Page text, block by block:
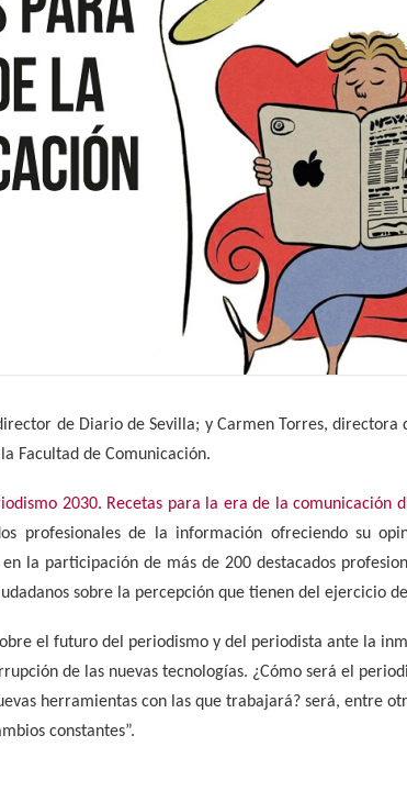
de Diario de Sevilla; y Carmen Torres, directora
Facultad de Comunicación.
2030. Recetas para la era de la comunicación
profesionales de la información ofreciendo su
la participación de más de 200 destacados
sobre la percepción que tienen del ejercicio
el futuro del periodismo y del periodista ante la
de las nuevas tecnologías. ¿Cómo será el
herramientas con las que trabajará? será, entre
constantes”.